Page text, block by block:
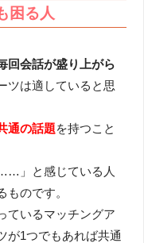
困る人
回会話が盛り上がら
ツは適していると思
通の話題を持つこと
」と感じている人
のです。
ているマッチングア
が1つでもあれば共通